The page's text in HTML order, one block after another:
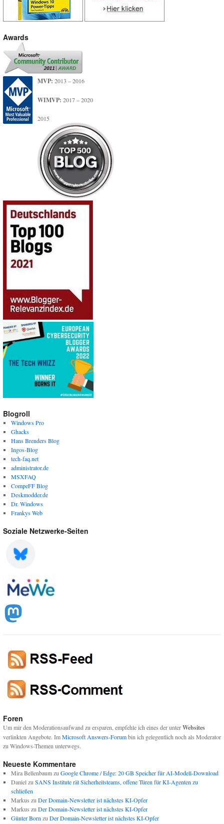
Awards
MVP: 2013 – 2016
WIMVP: 2017 – 2020
2015
Blogroll
Windows Pro
Ghacks
Hans Brenders Blog
Ingos-Blog
tech-faq.net
administrator.de
MSXFAQ
CompeFF Blog
Deskmodder.de
Dr. Windows
Frankys Web
Soziale Netzwerke-Seiten
Foren
Um mir den Moderationsaufwand zu ersparen, empfehle ich eines der unterWebsites
verlinkten Angebote. ImMicrosoft Answers-Forumbin ich gelegentlich noch als Moderator
zu Windows-Themen unterwegs.
Neueste Kommentare
Mira Bellenbaumzu Google Chrome / Edge: 20 GB Speicher für AI-Modell-Download
Danielzu SANS Institute rät Sicherheitsteams, offene Türen für KI-Agenten zu
schließen
Markus zu Der Domain-Newsletter ist nächstes KI-Opfer
Markus zu Der Domain-Newsletter ist nächstes KI-Opfer
Günter Born zu Der Domain-Newsletter ist nächstes KI-Opfer